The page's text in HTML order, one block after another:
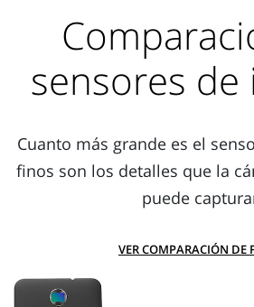
sensores de
Cuanto más grande es el
finos son los detalles que la
puede
VER COMPARACIÓN DE